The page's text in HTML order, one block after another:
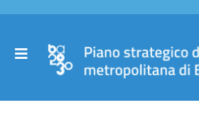
Salta
contenuto
Toggle